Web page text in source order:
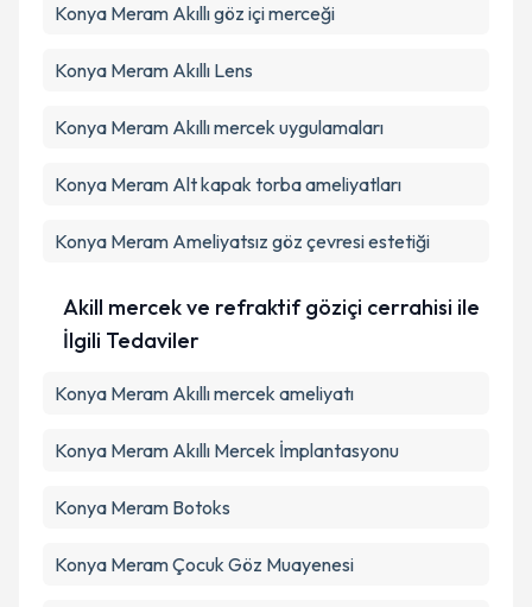
Konya Meram Akıllı göz içi merceği
Konya Meram Akıllı Lens
Konya Meram Akıllı mercek uygulamaları
Konya Meram Alt kapak torba ameliyatları
Konya Meram Ameliyatsız göz çevresi estetiği
Akill mercek ve refraktif göziçi cerrahisi ile
İlgili Tedaviler
Konya Meram Akıllı mercek ameliyatı
Konya Meram Akıllı Mercek İmplantasyonu
Konya Meram Botoks
Konya Meram Çocuk Göz Muayenesi